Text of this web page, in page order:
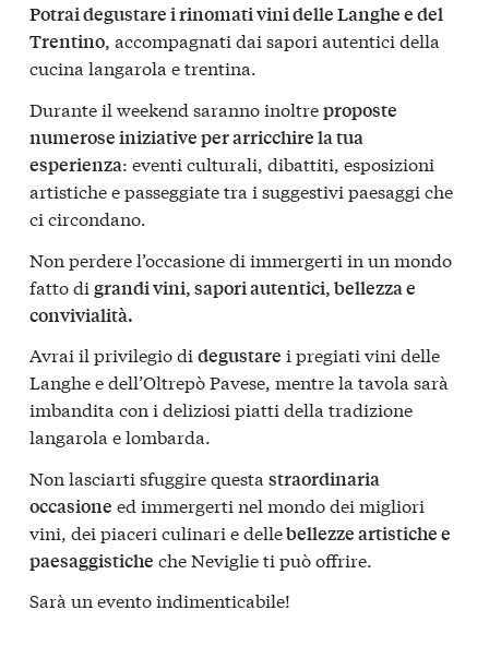
Potrai degustare i rinomati vini delle Langhe e del
Trentino, accompagnati dai sapori autentici della
cucina langarola e trentina.
Durante il weekend saranno inoltreproposte
numerose iniziative per arricchire la tua
esperienza: eventi culturali, dibattiti, esposizioni
artistiche e passeggiate tra i suggestivi paesaggi che
ci circondano.
Non perdere l’occasione di immergerti in un mondo
fatto di grandi vini, sapori autentici, bellezza e
convivialità.
Avrai il privilegio di degustare i pregiati vini delle
Langhe e dell’Oltrepò Pavese, mentre la tavola sarà
imbandita con i deliziosi piatti della tradizione
langarola e lombarda.
Non lasciarti sfuggire questa straordinaria
occasione ed immergerti nel mondo dei migliori
vini, dei piaceri culinari e dellebellezze artistiche e
paesaggistiche che Neviglie ti può offrire.
Sarà un evento indimenticabile!